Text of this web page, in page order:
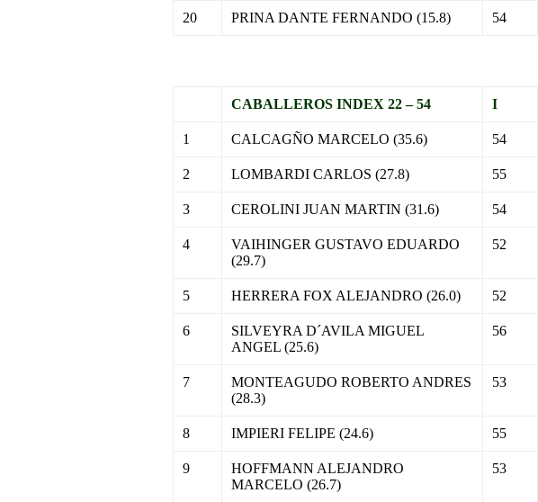
20 PRINA DANTE FERNANDO (15.8) 54
CABALLEROS INDEX 22 – 54 I
1 CALCAGÑO MARCELO (35.6) 54
2 LOMBARDI CARLOS (27.8) 55
3 CEROLINI JUAN MARTIN (31.6) 54
4
VAIHINGER GUSTAVO EDUARDO
(29.7)
52
5 HERRERA FOX ALEJANDRO (26.0) 52
6
SILVEYRA D´AVILA MIGUEL
ANGEL (25.6)
56
7
MONTEAGUDO ROBERTO ANDRES
(28.3)
53
8 IMPIERI FELIPE (24.6) 55
9
HOFFMANN ALEJANDRO
MARCELO (26.7)
53